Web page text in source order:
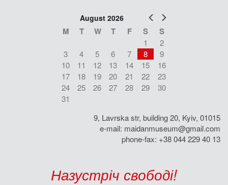
Prev
August 2026
M T W T F S S
1
2
3
4 5 6 7 8
9
10
11 12 13 14 15
16
17
18 19 20 21 22
23
24
25 26 27 28 29
30
31
9, Lavrska str, building 20, Kyiv, 01015
e-mail: maidanmuseum@gmail.com
phone-fax: +38 044 229 40 13
Назустріч свободі!